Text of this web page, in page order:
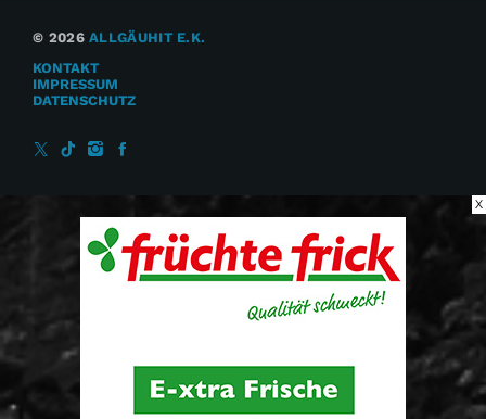
© 2026ALLGÄUHIT E.K.
KONTAKT
IMPRESSUM
DATENSCHUTZ
X